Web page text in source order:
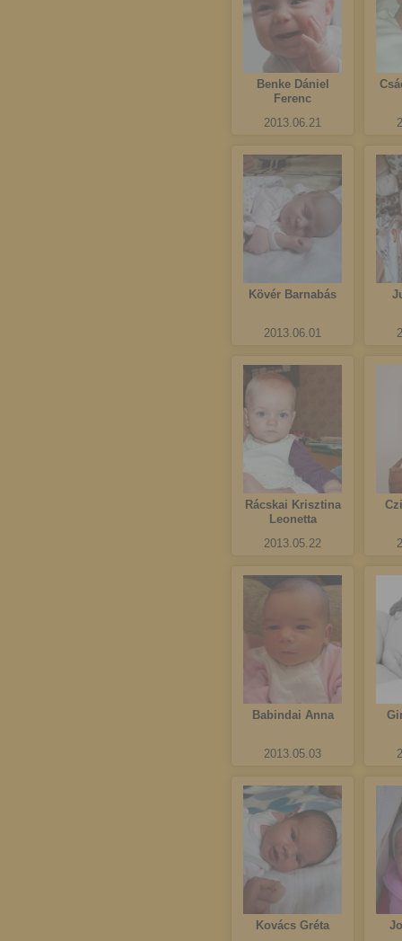
Benke Dániel
Ferenc
2013.06.21
Kövér Barnabás
2013.06.01
Rácskai Krisztina
Leonetta
2013.05.22
Babindai Anna
2013.05.03
Kovács Gréta